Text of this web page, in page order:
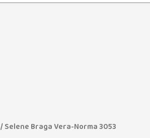
/ Selene Braga Vera-Norma 3053